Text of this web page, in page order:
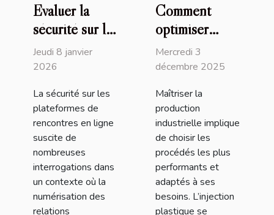
Évaluer la
sécurité sur les
plateformes de
rencontres en
ligne
Jeudi 8 janvier
2026
La sécurité sur les
plateformes de
rencontres en ligne
suscite de
nombreuses
interrogations dans
un contexte où la
numérisation des
relations
Comment
optimiser
votre
production
industrielle
grâce à
l'injection
plastique ?
Mercredi 3
décembre 2025
Maîtriser la
production
industrielle implique
de choisir les
procédés les plus
performants et
adaptés à ses
besoins. L’injection
plastique se